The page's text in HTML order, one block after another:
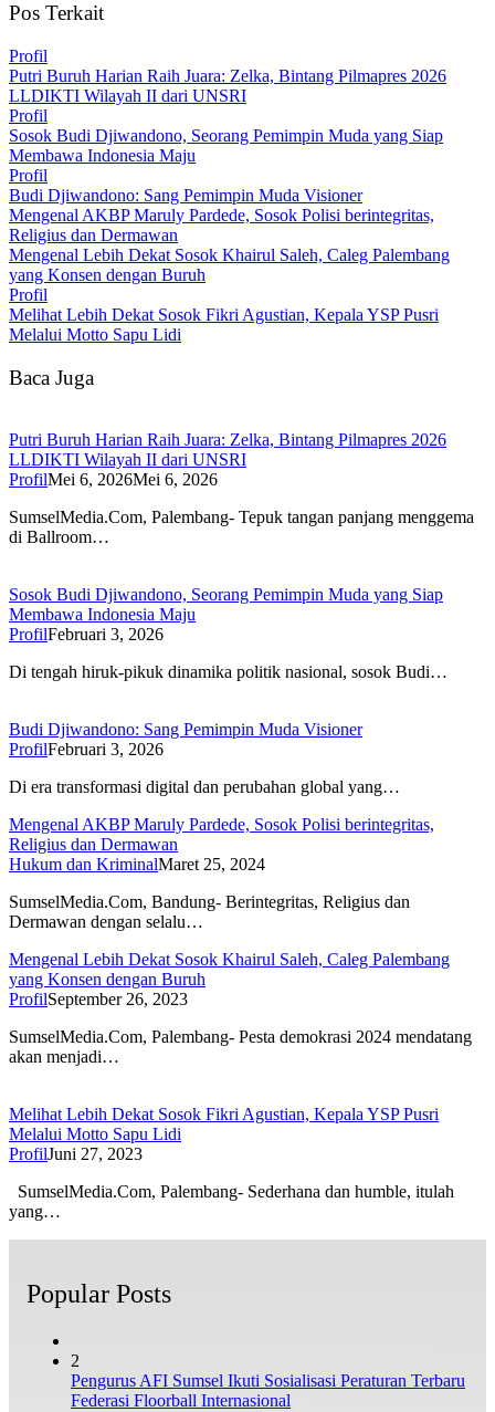
Pos Terkait
Profil
Putri Buruh Harian Raih Juara: Zelka, Bintang Pilmapres 2026
LLDIKTI Wilayah II dari UNSRI
Profil
Sosok Budi Djiwandono, Seorang Pemimpin Muda yang Siap
Membawa Indonesia Maju
Profil
Budi Djiwandono: Sang Pemimpin Muda Visioner
Mengenal AKBP Maruly Pardede, Sosok Polisi berintegritas,
Religius dan Dermawan
Mengenal Lebih Dekat Sosok Khairul Saleh, Caleg Palembang
yang Konsen dengan Buruh
Profil
Melihat Lebih Dekat Sosok Fikri Agustian, Kepala YSP Pusri
Melalui Motto Sapu Lidi
Baca Juga
Putri Buruh Harian Raih Juara: Zelka, Bintang Pilmapres 2026
LLDIKTI Wilayah II dari UNSRI
ProfilMei 6, 2026Mei 6, 2026
SumselMedia.Com, Palembang- Tepuk tangan panjang menggema
di Ballroom…
Sosok Budi Djiwandono, Seorang Pemimpin Muda yang Siap
Membawa Indonesia Maju
ProfilFebruari 3, 2026
Di tengah hiruk-pikuk dinamika politik nasional, sosok Budi…
Budi Djiwandono: Sang Pemimpin Muda Visioner
ProfilFebruari 3, 2026
Di era transformasi digital dan perubahan global yang…
Mengenal AKBP Maruly Pardede, Sosok Polisi berintegritas,
Religius dan Dermawan
Hukum dan KriminalMaret 25, 2024
SumselMedia.Com, Bandung- Berintegritas, Religius dan
Dermawan dengan selalu…
Mengenal Lebih Dekat Sosok Khairul Saleh, Caleg Palembang
yang Konsen dengan Buruh
ProfilSeptember 26, 2023
SumselMedia.Com, Palembang- Pesta demokrasi 2024 mendatang
akan menjadi…
Melihat Lebih Dekat Sosok Fikri Agustian, Kepala YSP Pusri
Melalui Motto Sapu Lidi
ProfilJuni 27, 2023
SumselMedia.Com, Palembang- Sederhana dan humble, itulah
yang…
Popular Posts
2
Pengurus AFI Sumsel Ikuti Sosialisasi Peraturan Terbaru
Federasi Floorball Internasional